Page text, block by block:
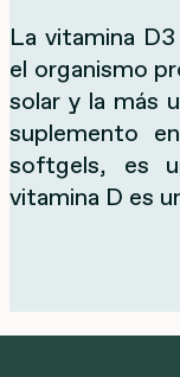
La vitamina
el organismo
solar y la más
suplemento
softgels, es
vitamina D es